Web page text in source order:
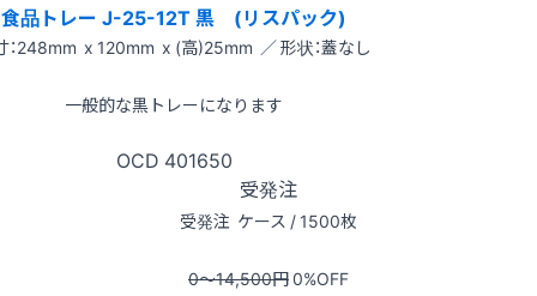
食品トレー J-25-12T 黒 (リスパック)
：248mm x 120mm x (高)25mm ／ 形状：蓋なし
一般的な黒トレーになります
OCD 401650
受発注
受発注 ケース / 1500枚
0〜14,500円0%OFF